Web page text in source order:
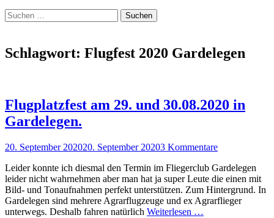
Suchen
Suchen
nach:
Schlagwort: Flugfest 2020 Gardelegen
Flugplatzfest am 29. und 30.08.2020 in
Gardelegen.
Posted
20. September 202020. September 20203 Kommentare
Leider konnte ich diesmal den Termin im Fliegerclub Gardelegen
leider nicht wahrnehmen aber man hat ja super Leute die einen mit
Bild- und Tonaufnahmen perfekt unterstützen. Zum Hintergrund. In
Gardelegen sind mehrere Agrarflugzeuge und ex Agrarflieger
unterwegs. Deshalb fahren natürlich Weiterlesen …